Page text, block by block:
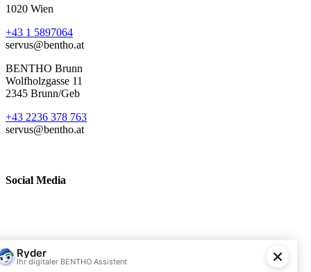
1020 Wien
+43 1 5897064
servus@bentho.at
BENTHO Brunn
Wolfholzgasse 11
2345 Brunn/Geb
+43 2236 378 763
servus@bentho.at
Social Media